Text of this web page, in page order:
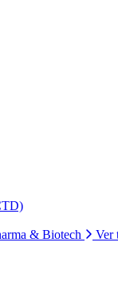
& Biotech
Ver